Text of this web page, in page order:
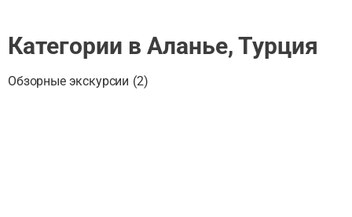
Категории в Аланье, Турция
Обзорные экскурсии (2)